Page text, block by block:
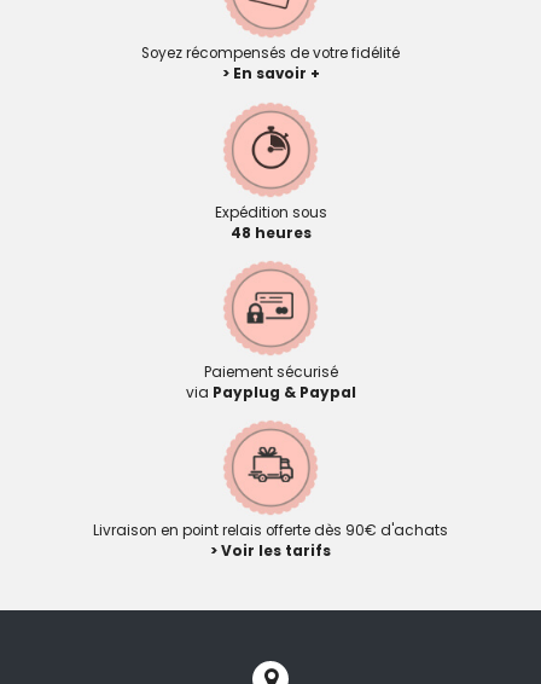
Soyez récompensés de votre fidélité
> En savoir +
Expédition sous
48 heures
Paiement sécurisé
via Payplug & Paypal
Livraison en point relais offerte dès 90€ d'achats
> Voir les tarifs